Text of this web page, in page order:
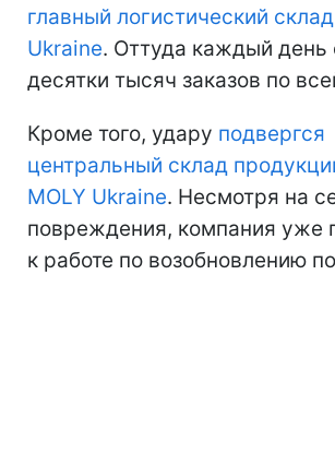
главный логистический склад
Ukraine. Оттуда каждый день
десятки тысяч заказов по
Кроме того, удару подвергся
центральный склад
MOLY Ukraine. Несмотря на
повреждения, компания уже
к работе по возобновлению